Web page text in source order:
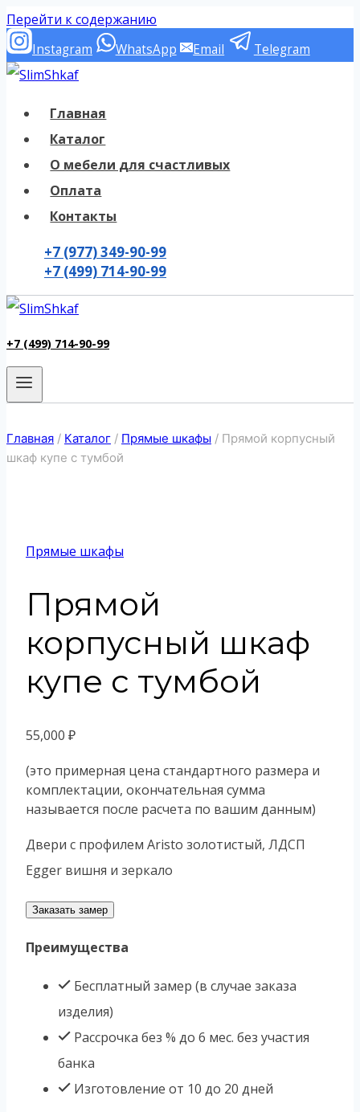
Перейти к содержанию
Instagram WhatsApp Email Telegram
Главная
Каталог
О мебели для счастливых
Оплата
Контакты
+7 (977) 349-90-99
+7 (499) 714-90-99
+7 (499) 714-90-99
Главная / Каталог / Прямые шкафы / Прямой корпусный
шкаф купе с тумбой
Прямые шкафы
Прямой
корпусный шкаф
купе с тумбой
55,000 ₽
(это примерная цена стандартного размера и
комплектации, окончательная сумма
называется после расчета по вашим данным)
Двери с профилем Aristo золотистый, ЛДСП
Egger вишня и зеркало
Заказать замер
Преимущества
Бесплатный замер (в случае заказа
изделия)
Рассрочка без % до 6 мес. без участия
банка
Изготовление от 10 до 20 дней